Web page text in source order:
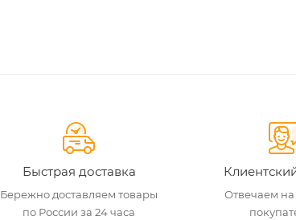
Быстрая доставка
Бережно доставляем товары
по России за 24 часа
Отвечаем